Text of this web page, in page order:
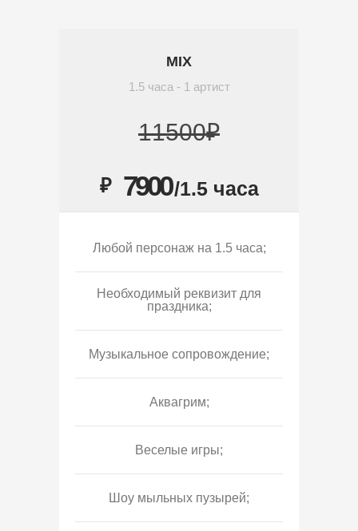
MIX
1.5 часа - 1 артист
11500₽
₽ 7900/1.5 часа
Любой персонаж на 1.5 часа;
Необходимый реквизит для
праздника;
Музыкальное сопровождение;
Аквагрим;
Веселые игры;
Шоу мыльных пузырей;